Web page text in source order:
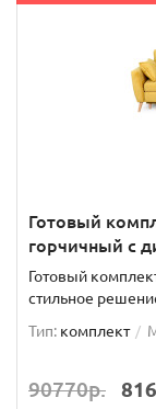
Готовый
горчичный с
Готовый
стильное
Тип: комплект
90770р.